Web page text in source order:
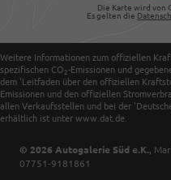
Die Karte wird von
Es gelten die
Weitere Informationen zum offiziellen
spezifischen CO 2-Emissionen und
dem 'Leitfaden über den offiziellen
Emissionen und den offiziellen
allen Verkaufsstellen und bei der
erhältlich ist unter www.dat.de.
© 2026 Autogalerie Süd e.K.,
07751-9181861